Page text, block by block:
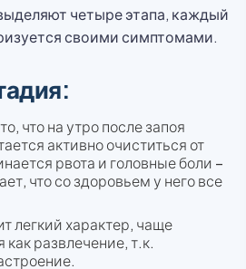
четыре этапа, каждый
своими симптомами.
что на утро после запоя
активно очиститься от
рвота и головные боли –
что со здоровьем у него все
легкий характер, чаще
как развлечение, т.к.